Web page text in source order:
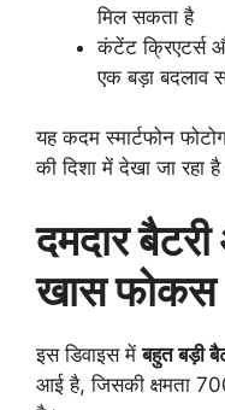
मिल सकता है
कंटेंट क्रिएटर्स
एक बड़ा बदलाव
यह कदम स्मार्टफोन
की दिशा में देखा जा रहा
दमदार
खास फोकस
इस डिवाइस मेंबहुत बड़ी
आई है, जिसकी क्षमता